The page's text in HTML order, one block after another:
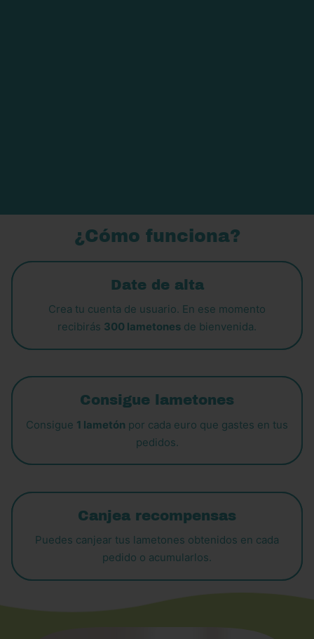
¡Únete al club MAIKAI!
¿Cómo funciona?
Date de alta
Crea tu cuenta de usuario. En ese momento
recibirás 300 lametones de bienvenida.
Consigue lametones
Consigue 1 lametón por cada euro que gastes en tus
pedidos.
Canjea recompensas
Puedes canjear tus lametones obtenidos en cada
pedido o acumularlos.